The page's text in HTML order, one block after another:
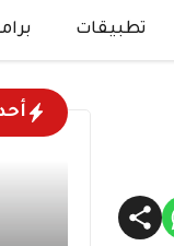
تطبيقات